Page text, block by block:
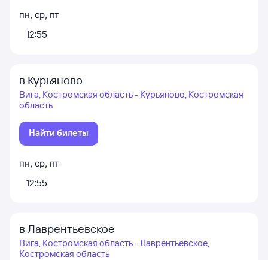
пн, ср, пт
12:55
в Курьяново
Вига, Костромская область - Курьяново, Костромская
область
Найти билеты
пн, ср, пт
12:55
в Лаврентьевское
Вига, Костромская область - Лаврентьевское,
Костромская область